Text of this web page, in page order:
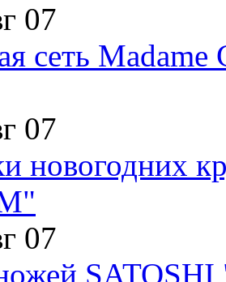
07
сеть Madame
07
новогодних
07